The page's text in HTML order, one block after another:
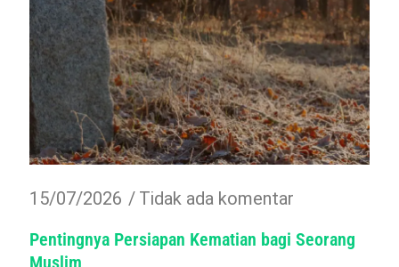
15/07/2026
Tidak ada komentar
Pentingnya Persiapan Kematian bagi Seorang